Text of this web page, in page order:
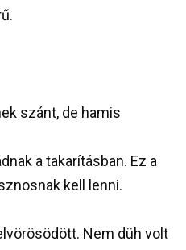
szánt, de hamis
a takarításban. Ez a
kell lenni.
Nem düh volt